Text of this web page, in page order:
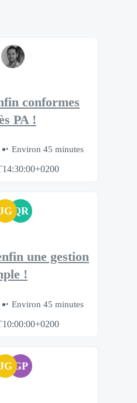
conformes
PA !
Environ 45 minutes
QR
une gestion
!
Environ 45 minutes
GP